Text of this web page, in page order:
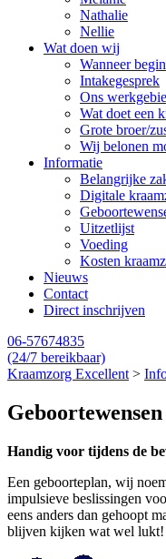
Nathalie
Nellie
Wat doen wij
Wanneer
Intakegesprek
Ons
Wat doet een
Grote broer/
Wij belonen
Informatie
Belangrijke
Digitale
Uitzetlijst
Voeding
Kosten
Nieuws
Contact
Direct inschrijven
06-57674835
(24/7 bereikbaar)
Kraamzorg Excellent >
Geboortewensen
Handig voor tijdens de
Een geboorteplan, wij
impulsieve beslissingen
eens anders dan gehoopt
blijven kijken wat wel lukt!